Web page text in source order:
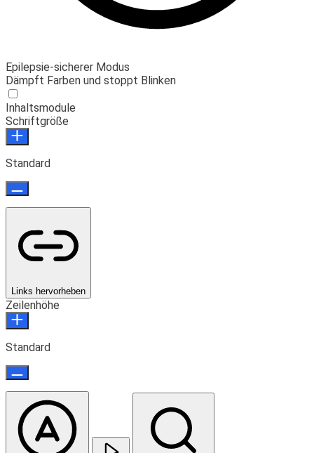
Epilepsie-sicherer Modus
Dämpft Farben und stoppt Blinken
Inhaltsmodule
Schriftgröße
Standard
Links hervorheben
Zeilenhöhe
Standard